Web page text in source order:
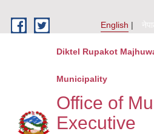
English
Diktel Rupakot
Municipality
Office of
Executive